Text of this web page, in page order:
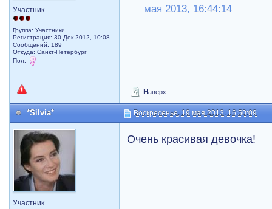
Участник
Группа: Участники
Регистрация: 30 Дек 2012, 10:08
Сообщений: 189
Откуда: Санкт-Петербург
Пол:
мая 2013, 16:44:14
Наверх
*Silvia* Воскресенье, 19 мая 2013, 16:50:09
Участник
Очень красивая девочка!